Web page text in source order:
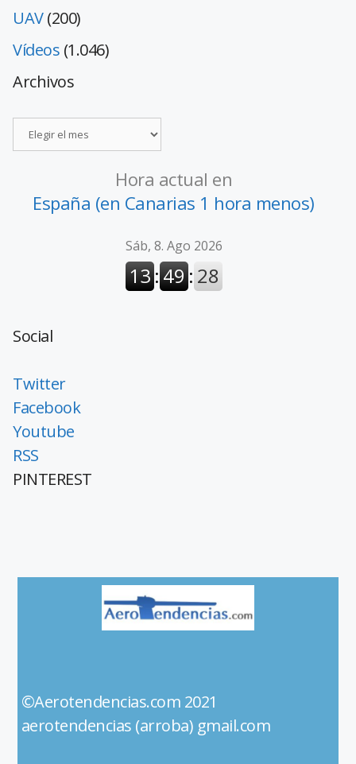
UAV(200)
Vídeos (1.046)
Archivos
Hora actual en
España (en Canarias 1 hora menos)
Social
Twitter
Facebook
Youtube
RSS
PINTEREST
©Aerotendencias.com 2021
aerotendencias (arroba) gmail.com